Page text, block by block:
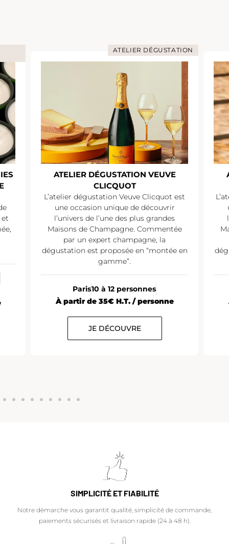
ATELIER DÉGUSTATION
ATELIER DÉGUSTATION VEUVE
CLICQUOT
L’atelier dégustation Veuve Clicquot est
une occasion unique de découvrir
l’univers de l’une des plus grandes
Maisons de Champagne. Commentée
par un expert champagne, la
dégustation est proposée en “montée en
gamme”.
Paris10 à 12 personnes
À partir de 35€ H.T. / personne
JE DÉCOUVRE
SIMPLICITÉ ET FIABILITÉ
Notre démarche vous garantit qualité, simplicité de commande,
paiements sécurisés et livraison rapide (24 à 48 h).